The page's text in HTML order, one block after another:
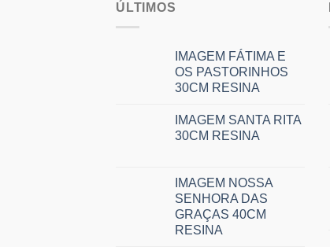
ÚLTIMOS
IMAGEM FÁTIMA E
OS PASTORINHOS
30CM RESINA
IMAGEM SANTA RITA
30CM RESINA
IMAGEM NOSSA
SENHORA DAS
GRAÇAS 40CM
RESINA